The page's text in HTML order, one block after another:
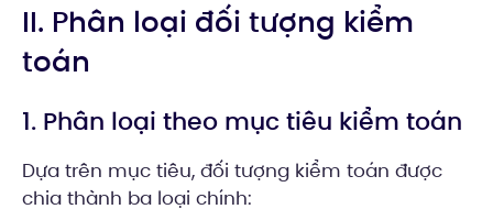
II. Phân loại đối tượng kiểm
toán
1. Phân loại theo mục tiêu kiểm toán
Dựa trên mục tiêu, đối tượng kiểm toán được
chia thành ba loại chính: